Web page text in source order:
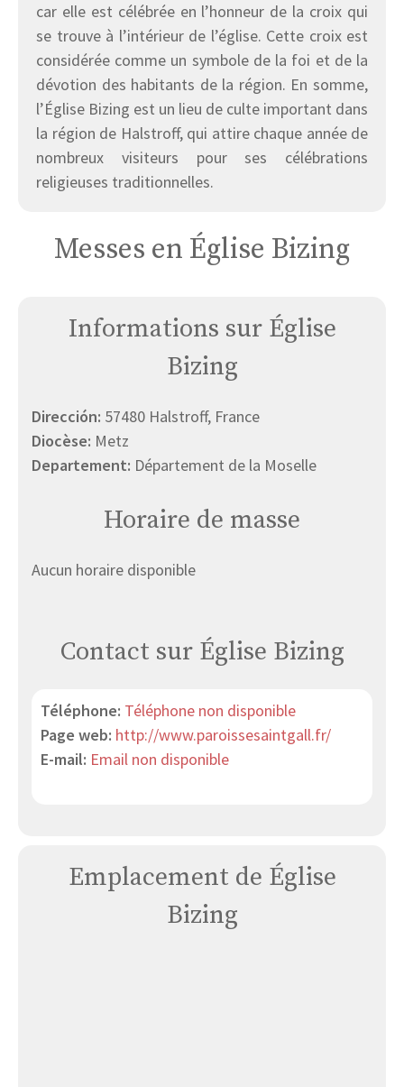
car elle est célébrée en l’honneur de la croix qui
se trouve à l’intérieur de l’église. Cette croix est
considérée comme un symbole de la foi et de la
dévotion des habitants de la région. En somme,
l’Église Bizing est un lieu de culte important dans
la région de Halstroff, qui attire chaque année de
nombreux visiteurs pour ses célébrations
religieuses traditionnelles.
Messes en Église Bizing
Informations sur Église
Bizing
Dirección: 57480 Halstroff, France
Diocèse: Metz
Departement: Département de la Moselle
Horaire de masse
Aucun horaire disponible
Contact sur Église Bizing
Téléphone: Téléphone non disponible
Page web: http://www.paroissesaintgall.fr/
E-mail: Email non disponible
Emplacement de Église
Bizing